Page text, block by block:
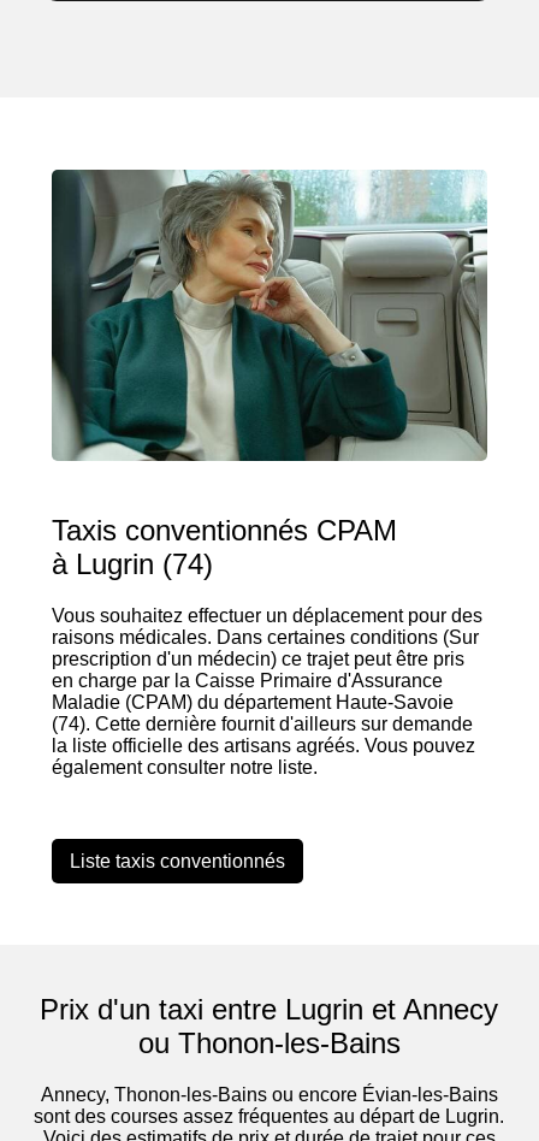
Taxis conventionnés CPAM
à Lugrin (74)
Vous souhaitez effectuer un déplacement pour des
raisons médicales. Dans certaines conditions (Sur
prescription d'un médecin) ce trajet peut être pris
en charge par la Caisse Primaire d'Assurance
Maladie (CPAM) du département Haute-Savoie
(74). Cette dernière fournit d'ailleurs sur demande
la liste officielle des artisans agréés. Vous pouvez
également consulter notre liste.
Liste taxis conventionnés
Prix d'un taxi entre Lugrin et Annecy
ou Thonon-les-Bains
Annecy, Thonon-les-Bains ou encore Évian-les-Bains
sont des courses assez fréquentes au départ de Lugrin.